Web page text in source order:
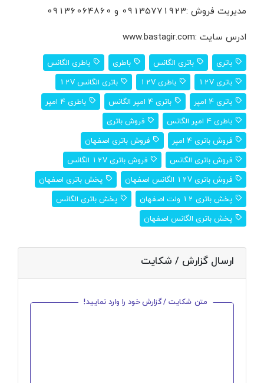
مدیریت فروش :09135771923 و 09136064860
ادرس سایت :www.bastagir.com
باتری باتری الگانس باطری
باطری الگانس
باتری 12V
باطری 12V
باتری الگانس 12V
باتری 4 امپر
باتری 4 امپر الگانس
باطری 4 امپر
باطری 4 امپر الگانس
فروش باتری
فروش باتری 4 امپر
فروش باتری اصفهان
فروش باتری الگانس
فروش باتری 12V الگانس
فروش باتری 12V الگانس اصفهان
پخش باتری اصفهان
پخش باتری 12 ولت اصفهان
پخش باتری الگانس
پخش باتری الگانس اصفهان
ارسال گزارش / شکایت
متن شکایت / گزارش خود را وارد نمایید!